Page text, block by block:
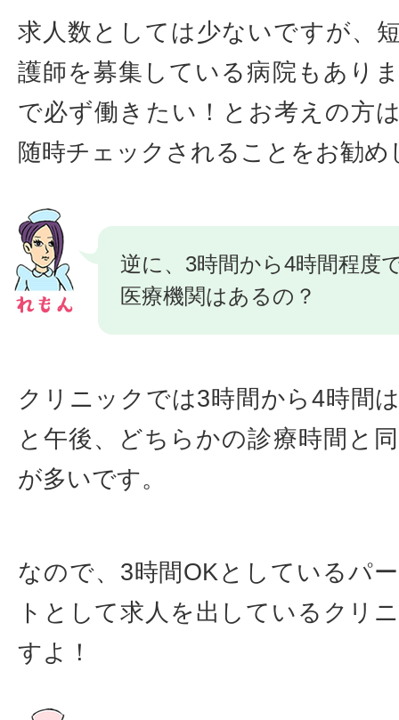
求人数としては少ないですが、
護師を募集している病院もあり
で必ず働きたい！とお考えの方
随時チェックされることをお勧め
逆に、3時間から4時間程度
医療機関はあるの？
クリニックでは3時間から4時間
と午後、どちらかの診療時間と
が多いです。
なので、3時間OKとしているパ
トとして求人を出しているクリ
すよ！